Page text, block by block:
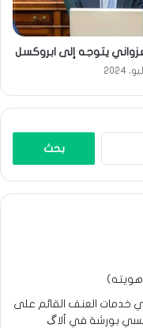
يتوجه إلى ابروكسل
مقدمي خدمات العنف القائم على
بورشة في ألاگ